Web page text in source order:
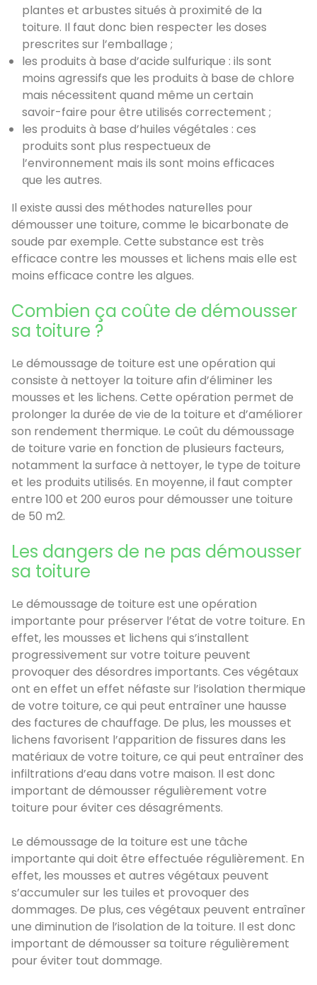
plantes et arbustes situés à proximité de la
toiture. Il faut donc bien respecter les doses
prescrites sur l’emballage ;
les produits à base d’acide sulfurique : ils sont
moins agressifs que les produits à base de chlore
mais nécessitent quand même un certain
savoir-faire pour être utilisés correctement ;
les produits à base d’huiles végétales : ces
produits sont plus respectueux de
l’environnement mais ils sont moins efficaces
que les autres.
Il existe aussi des méthodes naturelles pour
démousser une toiture, comme le bicarbonate de
soude par exemple. Cette substance est très
efficace contre les mousses et lichens mais elle est
moins efficace contre les algues.
Combien ça coûte de démousser
sa toiture ?
Le démoussage de toiture est une opération qui
consiste à nettoyer la toiture afin d’éliminer les
mousses et les lichens. Cette opération permet de
prolonger la durée de vie de la toiture et d’améliorer
son rendement thermique. Le coût du démoussage
de toiture varie en fonction de plusieurs facteurs,
notamment la surface à nettoyer, le type de toiture
et les produits utilisés. En moyenne, il faut compter
entre 100 et 200 euros pour démousser une toiture
de 50 m2.
Les dangers de ne pas démousser
sa toiture
Le démoussage de toiture est une opération
importante pour préserver l’état de votre toiture. En
effet, les mousses et lichens qui s’installent
progressivement sur votre toiture peuvent
provoquer des désordres importants. Ces végétaux
ont en effet un effet néfaste sur l’isolation thermique
de votre toiture, ce qui peut entraîner une hausse
des factures de chauffage. De plus, les mousses et
lichens favorisent l’apparition de fissures dans les
matériaux de votre toiture, ce qui peut entraîner des
infiltrations d’eau dans votre maison. Il est donc
important de démousser régulièrement votre
toiture pour éviter ces désagréments.
Le démoussage de la toiture est une tâche
importante qui doit être effectuée régulièrement. En
effet, les mousses et autres végétaux peuvent
s’accumuler sur les tuiles et provoquer des
dommages. De plus, ces végétaux peuvent entraîner
une diminution de l’isolation de la toiture. Il est donc
important de démousser sa toiture régulièrement
pour éviter tout dommage.